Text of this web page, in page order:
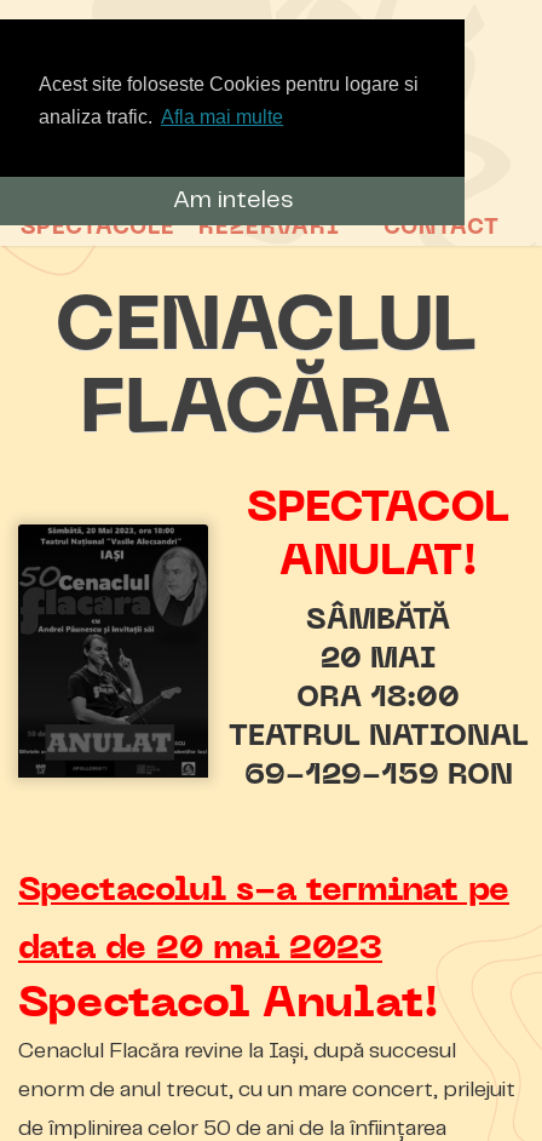
Acest site foloseste Cookies pentru logare si
analiza trafic. Afla mai multe
Am inteles
SPECTACOLE REZERVARI CONTACT
CENACLUL
FLACĂRA
SPECTACOL
ANULAT!
SÂMBĂTĂ
20 MAI
ORA 18:00
TEATRUL NATIONAL
69-129-159 RON
Spectacolul s-a terminat pe
data de 20 mai 2023
Spectacol Anulat!
Cenaclul Flacăra revine la Iași, după succesul
enorm de anul trecut, cu un mare concert, prilejuit
de împlinirea celor 50 de ani de la înființarea